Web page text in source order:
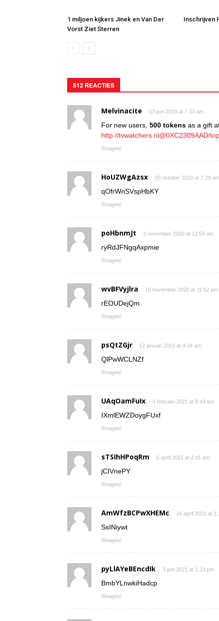
1 miljoen kijkers Jinek en Van Der
Vorst Ziet Sterren
Inschrijven
512 REACTIES
Melvinacite 13 juni 2020 at 7:33 am
For new users, 500 tokens as a gift
http://tvwatchers.nl@0XC2309AAD/
Reageer
HoUZWgAzsx 20 oktober 2020 at 7:29 am
qOfrWnSVspHbKY
Reageer
poHbnmJt 3 november 2020 at 12:59 am
ryRdJFNgqAxpmie
Reageer
wvBFVyjlra 10 november 2020 at 11:52 pm
rEOUDejQm
Reageer
psQtZGjr 12 januari 2021 at 4:34 am
QlPwWCLNZf
Reageer
UAqOamFuIx 3 februari 2021 at 8:49 am
IXmlEWZDoygFUxf
Reageer
sTSIhHPoqRm 5 april 2021 at 2:41 am
jCIVnePY
Reageer
AmWfzBCPwXHEMc 16 april 2021 at
SsINiywt
Reageer
pyLlAYeBEncdIk 3 juni 2021 at 1:13 pm
BmbYLnwkiHadcp
Reageer